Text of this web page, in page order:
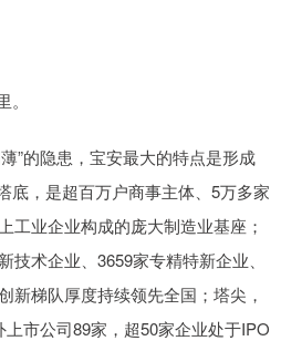
”的隐患，宝安最大的特点是形成
底，是超百万户商事主体、5万多家
工业企业构成的庞大制造业基座；
技术企业、3659家专精特新企业、
新梯队厚度持续领先全国；塔尖，
市公司89家，超50家企业处于IPO